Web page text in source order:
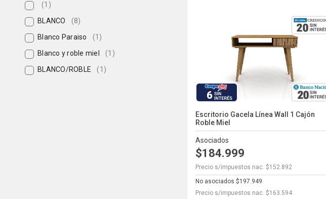
(1)
BLANCO
(8)
Blanco Paraiso
(1)
Blanco y roble miel
(1)
BLANCO/ROBLE
(1)
6
Escritorio Gacela Línea Wall 1 Cajón
Roble Miel
Asociados
$184.999
Precio s/impuestos nac. $152.892
No asociados $197.949
Precio s/impuestos nac. $163.594